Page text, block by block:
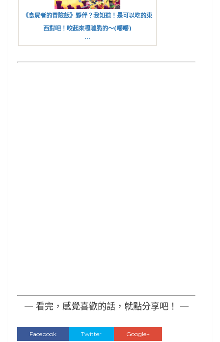
《食屍者的冒險飯》夥伴？我知道！是可以吃的東
西對吧！咬起來嘎嘣脆的～(嚼嚼)
...
— 看完，感覺喜歡的話，就點分享吧！ —
Facebook Twitter Google+